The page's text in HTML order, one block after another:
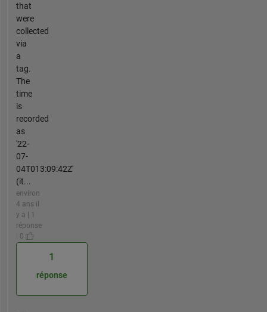
that
were
collected
via
a
tag.
The
time
is
recorded
as
'22-
07-
04T013:09:42Z'
(it...
environ
4 ans il
y a | 1
réponse
| 0
1
réponse